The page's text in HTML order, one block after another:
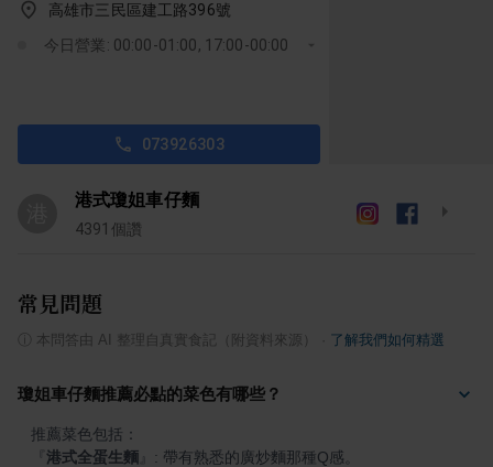
高雄市三民區建工路396號
今日營業: 00:00-01:00, 17:00-00:00
073926303
港式瓊姐車仔麵
4391 個讚
常見問題
本問答由 AI 整理自真實食記（附資料來源） 了解我們如何精選
瓊姐車仔麵推薦必點的菜色有哪些？
港式全蛋生麵